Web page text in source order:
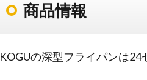
商品情報
KOGUの深型フライパンは24